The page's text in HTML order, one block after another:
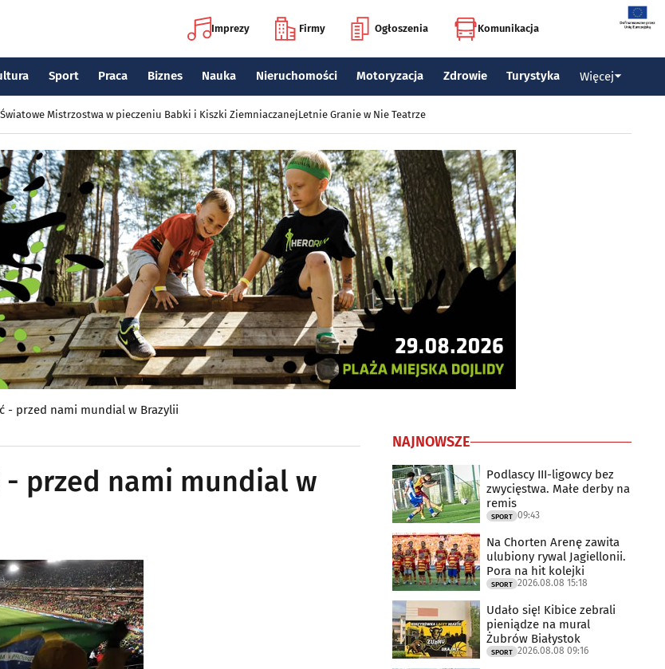
Imprezy Firmy Ogłoszenia Komunikacja
Sport Praca Biznes Nauka Nieruchomości Motoryzacja Zdrowie Turystyka Więcej
Światowe Mistrzostwa w pieczeniu Babki i Kiszki ZiemniaczanejLetnie Granie w Nie Teatrze
- przed nami mundial w Brazylii
- przed nami mundial w
NAJNOWSZE
Podlascy III-ligowcy bez
zwycięstwa. Małe derby na
remis
SPORT 09:43
Na Chorten Arenę zawita
ulubiony rywal Jagiellonii.
Pora na hit kolejki
SPORT 2026.08.08 15:18
Udało się! Kibice zebrali
pieniądze na mural
Żubrów Białystok
SPORT 2026.08.08 09:16